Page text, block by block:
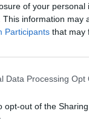
of your personal
This information may
Participants that may
Data Processing Opt
opt-out of the
του
μεγάλων
Επίσης,
νικοτίνη. Αν
μειωμένη
στην
όταν